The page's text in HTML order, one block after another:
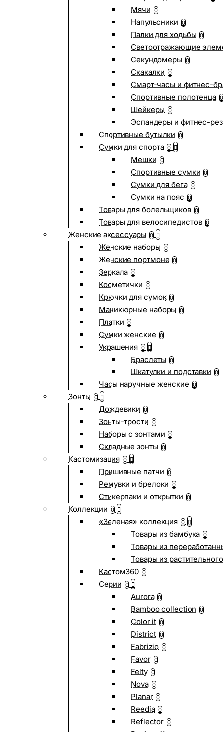
Мячи 0
Напульсники 0
Палки для ходьбы 0
Светоотражающие
Секундомеры 0
Скакалки 0
Смарт-часы и фитнес-
Спортивные полотенца 0
Шейкеры 0
Эспандеры и фитнес-
Спортивные бутылки 0
Сумки для спорта 0
Мешки 0
Спортивные сумки 0
Сумки для бега 0
Сумки на пояс 0
Товары для болельщиков 0
Товары для велосипедистов 0
Женские аксессуары 0
Женские наборы 0
Женские портмоне 0
Зеркала 0
Косметички 0
Крючки для сумок 0
Маникюрные наборы 0
Платки 0
Сумки женские 0
Украшения 0
Браслеты 0
Шкатулки и подставки 0
Часы наручные женские 0
Зонты 0
Дождевики 0
Зонты-трости 0
Наборы с зонтами 0
Складные зонты 0
Кастомизация 0
Пришивные патчи 0
Ремувки и брелоки 0
Стикерпаки и открытки 0
Коллекции 0
«Зеленая» коллекция 0
Товары из бамбука 0
Товары из
Товары из
Кастом360 0
Серии 0
Aurora 0
Bamboo collection 0
Color it 0
District 0
Fabrizio 0
Favor 0
Felty 0
Nova 0
Planar 0
Reedia 0
Reflector 0